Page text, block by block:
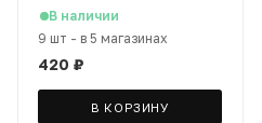
д/волос и тела "Зеленый
чай и лемонграсс", 500 мл
В наличии
9 шт - в 5 магазинах
420 ₽
В КОРЗИНУ